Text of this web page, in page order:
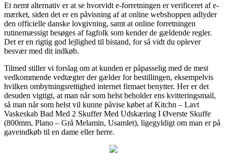
Et nemt alternativ er at se hvorvidt e-forretningen er verificeret af e-
mærket, siden det er en påvisning af at online webshoppen adlyder
den officielle danske lovgivning, samt at online forretningen
rutinemæssigt besøges af fagfolk som kender de gældende regler.
Det er en rigtig god lejlighed til bistand, for så vidt du oplever
besvær med dit indkøb.
Tilmed stiller vi forslag om at kunden er påpasselig med de mest
vedkommende vedtægter der gælder for bestillingen, eksempelvis
hvilken ombytningsrettighed internet firmaet benytter. Her er det
desuden vigtigt, at man når som helst beholder ens kvitteringsmail,
så man når som helst vil kunne påvise købet af Kitchn – Lavt
Vaskeskab Bad Med 2 Skuffer Med Udskæring I Øverste Skuffe
(800mm, Plano – Grå Melamin, Usamlet), ligegyldigt om man er på
gaveindkøb til en dame eller herre.